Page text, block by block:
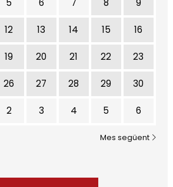
12 13 14 15 16
19 20 21 22 23
26 27 28 29 30
2 3 4 5 6
Mes següent